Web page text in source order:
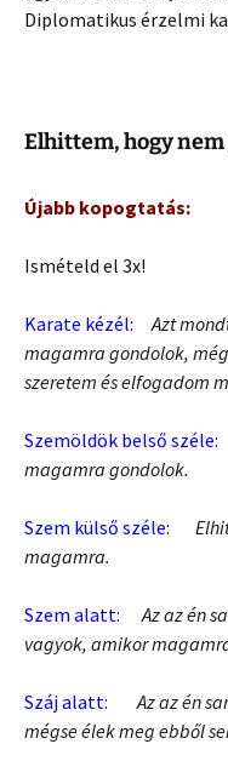
Diplomatikus érzelmi
Elhittem, hogy
Újabb kopogtatás:
Ismételd el 3x!
Karate kézél:
Azt
magamra gondolok,
szeretem és elfogadom
Szemöldök belső széle:
magamra gondolok.
Szem külső széle:
magamra.
Szem alatt:
Az az én
vagyok, amikor
Száj alatt:
Az az én
mégse élek meg ebből